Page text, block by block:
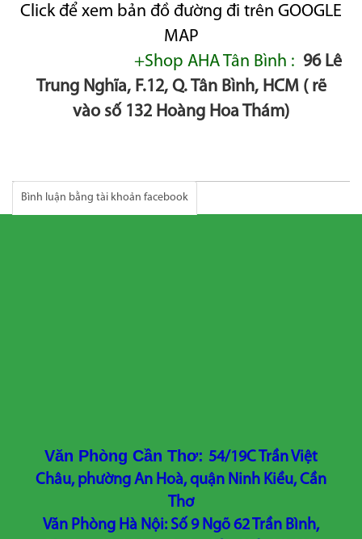
Click để xem bản đồ đường đi trên GOOGLE
MAP
+Shop AHA Tân Bình : 96 Lê
Trung Nghĩa, F.12, Q. Tân Bình, HCM ( rẽ
vào số 132 Hoàng Hoa Thám)
Bình luận bằng tài khoản facebook
Văn Phòng Cần Thơ: 54/19C Trần Việt
Châu, phường An Hoà, quận Ninh Kiều, Cần
Thơ
Văn Phòng Hà Nội: Số 9 Ngõ 62 Trần Bình,